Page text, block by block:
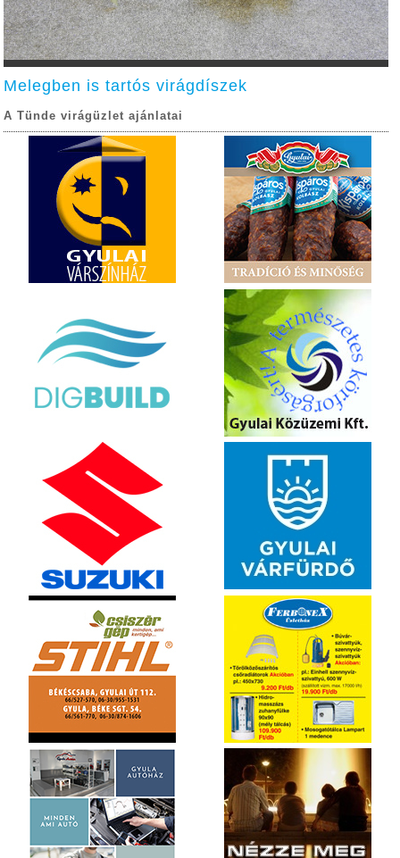
Melegben is tartós virágdíszek
A Tünde virágüzlet ajánlatai